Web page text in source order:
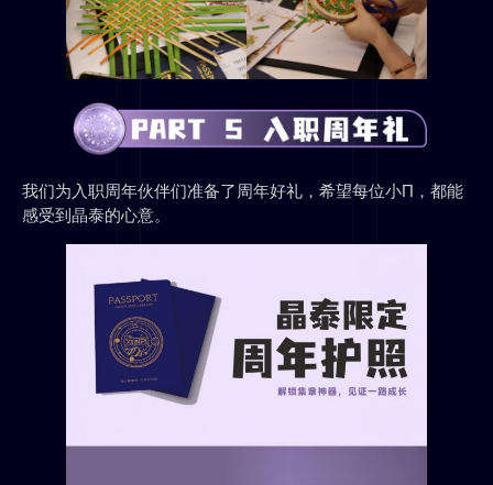
我们为入职周年伙伴们准备了周年好礼，希望每位小Π，都能
感受到晶泰的心意。